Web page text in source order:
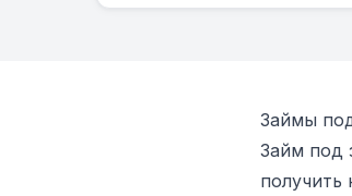
Займы
Займ под
получить